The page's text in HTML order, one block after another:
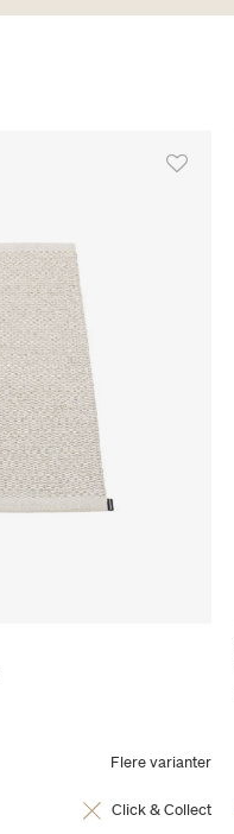
Flere varianter
Click & Collect